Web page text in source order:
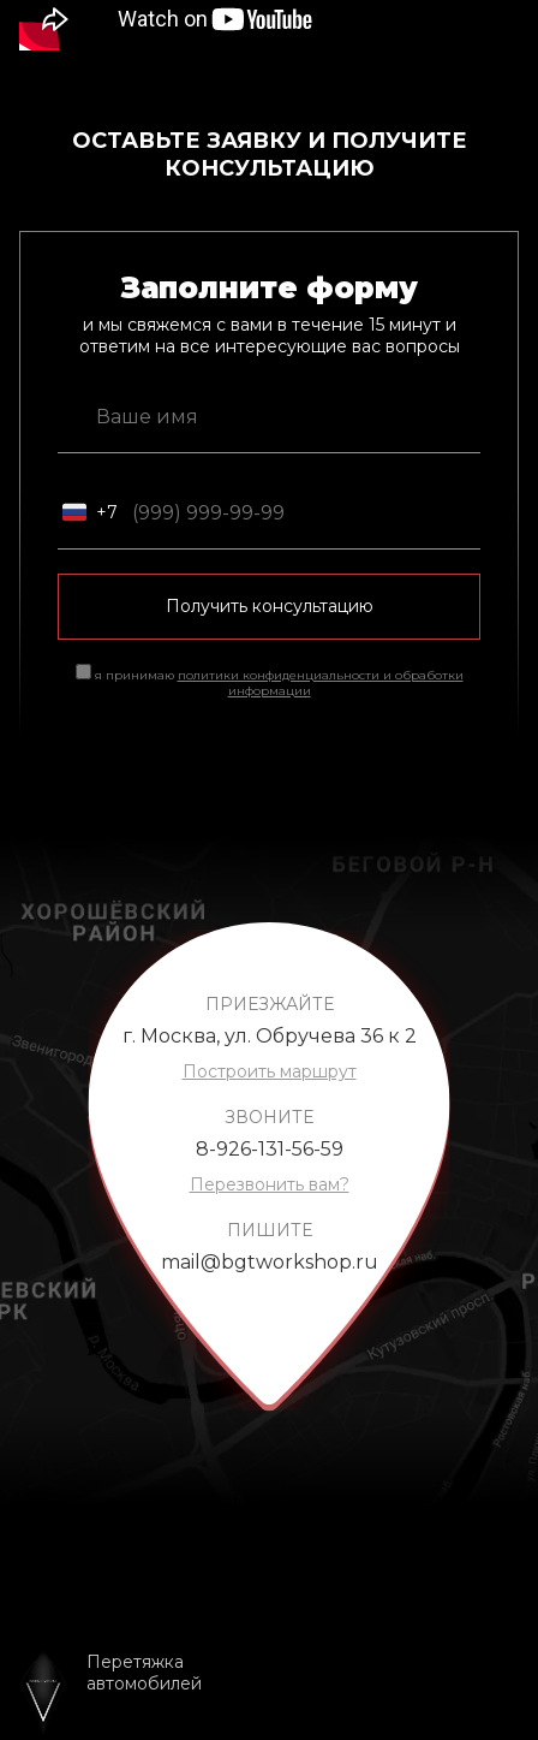
ОСТАВЬТЕ ЗАЯВКУ И ПОЛУЧИТЕ
КОНСУЛЬТАЦИЮ
Заполните форму
и мы свяжемся с вами в течение 15 минут и
ответим на все интересующие вас вопросы
+7
Получить консультацию
я принимаю политики конфиденциальности и обработки
информации
ПРИЕЗЖАЙТЕ
г. Москва, ул. Обручева 36 к 2
Построить маршрут
ЗВОНИТЕ
8-926-131-56-59
Перезвонить вам?
ПИШИТЕ
mail@bgtworkshop.ru
Перетяжка
автомобилей